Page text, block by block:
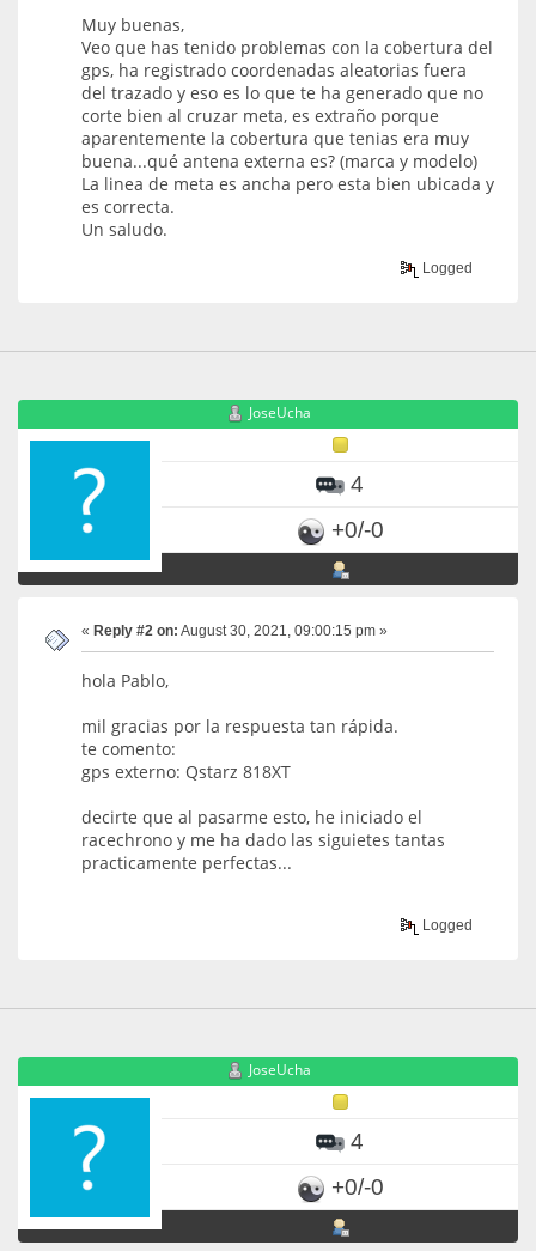
Muy buenas,
Veo que has tenido problemas con la cobertura del
gps, ha registrado coordenadas aleatorias fuera
del trazado y eso es lo que te ha generado que no
corte bien al cruzar meta, es extraño porque
aparentemente la cobertura que tenias era muy
buena...qué antena externa es? (marca y modelo)
La linea de meta es ancha pero esta bien ubicada y
es correcta.
Un saludo.
Logged
JoseUcha
4
+0/-0
« Reply #2 on: August 30, 2021, 09:00:15 pm »
hola Pablo,
mil gracias por la respuesta tan rápida.
te comento:
gps externo: Qstarz 818XT
decirte que al pasarme esto, he iniciado el
racechrono y me ha dado las siguietes tantas
practicamente perfectas...
Logged
JoseUcha
4
+0/-0